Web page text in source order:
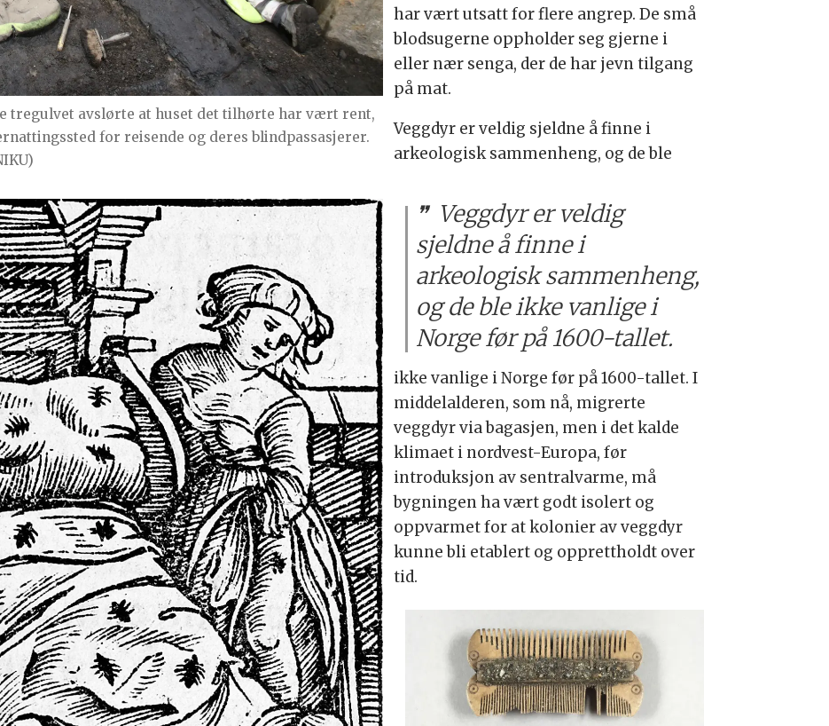
tregulvet avslørte at huset det tilhørte har vært rent,
for reisende og deres blindpassasjerer.
har vært utsatt for flere angrep. De små
blodsugerne oppholder seg gjerne i
eller nær senga, der de har jevn tilgang
på mat.
Veggdyr er veldig
sjeldne å finne i
arkeologisk sammenheng,
og de ble ikke vanlige i
Norge før på 1600-tallet.
Veggdyr er veldig sjeldne å finne i
arkeologisk sammenheng, og de ble
ikke vanlige i Norge før på 1600-tallet. I
middelalderen, som nå, migrerte
veggdyr via bagasjen, men i det kalde
klimaet i nordvest-Europa, før
introduksjon av sentralvarme, må
bygningen ha vært godt isolert og
oppvarmet for at kolonier av veggdyr
kunne bli etablert og opprettholdt over
tid.